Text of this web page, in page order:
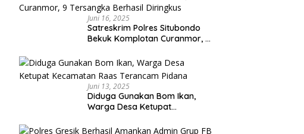
Juni 16, 2025
Satreskrim Polres Situbondo
Bekuk Komplotan Curanmor, 9
Juni 13, 2025
Diduga Gunakan Bom Ikan,
Warga Desa Ketupat
Pidana